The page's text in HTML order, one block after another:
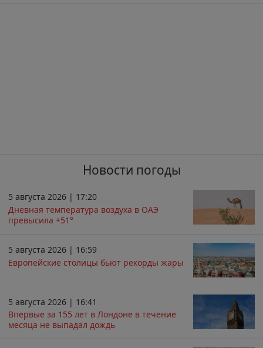
Новости погоды
5 августа 2026 | 17:20
Дневная температура воздуха в ОАЭ
превысила +51°
5 августа 2026 | 16:59
Европейские столицы бьют рекорды жары
5 августа 2026 | 16:41
Впервые за 155 лет в Лондоне в течение
месяца не выпадал дождь